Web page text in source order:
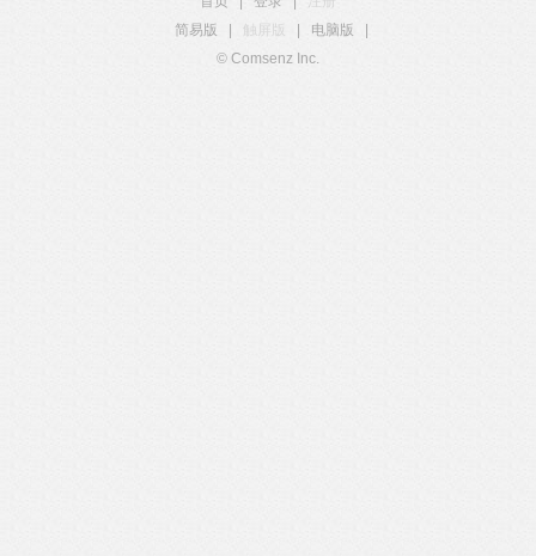
简易版
触屏版 电脑版
© Comsenz Inc.